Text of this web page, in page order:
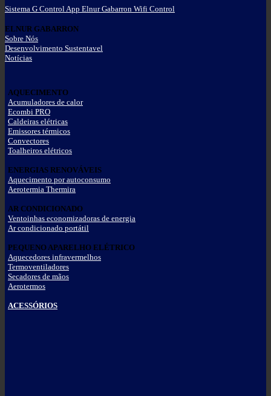
Sistema G Control App Elnur Gabarron Wifi Control
ELNUR GABARRON
Sobre Nós
Desenvolvimento Sustentavel
Notícias
AQUECIMENTO
Acumuladores de calor
Ecombi PRO
Caldeiras elétricas
Emissores térmicos
Convectores
Toalheiros elétricos
ENERGIAS RENOVÁVEIS
Aquecimento por autoconsumo
Aerotermia Thermira
AR CONDICIONADO
Ventoinhas economizadoras de energia
Ar condicionado portátil
PEQUENO APARELHO ELÉTRICO
Aquecedores infravermelhos
Termoventiladores
Secadores de mãos
Aerotermos
ACESSÓRIOS